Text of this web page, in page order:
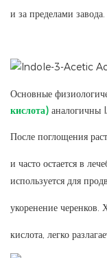
и за пределами завода.
Основные
кислота) аналогичны
После поглощения
и часто остается в
используется для
укоренение черенков.
кислота, легко